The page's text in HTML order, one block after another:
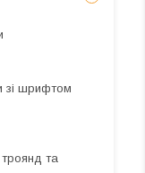
зі шрифтом
та